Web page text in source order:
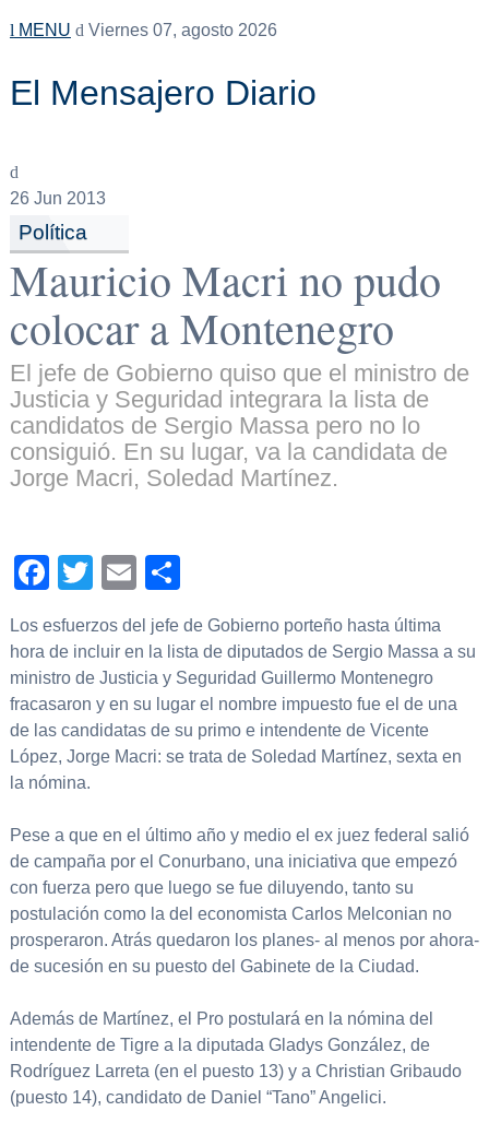
MENU Viernes 07, agosto 2026
El Mensajero Diario
26Jun 2013
Política
Mauricio Macri no pudo
colocar a Montenegro
El jefe de Gobierno quiso que el ministro de
Justicia y Seguridad integrara la lista de
candidatos de Sergio Massa pero no lo
consiguió. En su lugar, va la candidata de
Jorge Macri, Soledad Martínez.
Facebook
TwitterEmail
Los esfuerzos del jefe de Gobierno porteño hasta última
hora de incluir en la lista de diputados de Sergio Massa a su
ministro de Justicia y Seguridad Guillermo Montenegro
fracasaron y en su lugar el nombre impuesto fue el de una
de las candidatas de su primo e intendente de Vicente
López, Jorge Macri: se trata de Soledad Martínez, sexta en
la nómina.
Pese a que en el último año y medio el ex juez federal salió
de campaña por el Conurbano, una iniciativa que empezó
con fuerza pero que luego se fue diluyendo, tanto su
postulación como la del economista Carlos Melconian no
prosperaron. Atrás quedaron los planes- al menos por ahora-
de sucesión en su puesto del Gabinete de la Ciudad.
Además de Martínez, el Pro postulará en la nómina del
intendente de Tigre a la diputada Gladys González, de
Rodríguez Larreta (en el puesto 13) y a Christian Gribaudo
(puesto 14), candidato de Daniel “Tano” Angelici.